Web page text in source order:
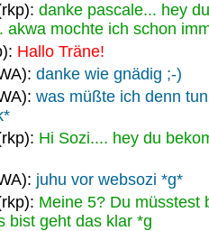
danke pascale... hey
akwa mochte ich schon
Hallo Träne!
danke wie gnädig ;-)
was müßte ich denn
Hi Sozi.... hey du
juhu vor websozi *g*
Meine 5? Du müsstest
bist geht das klar *g